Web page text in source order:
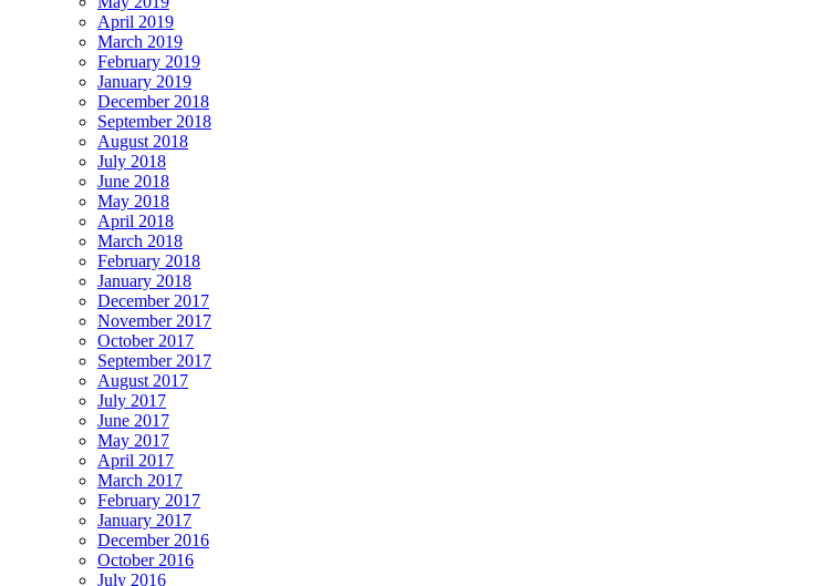
April 2019
March 2019
February 2019
January 2019
December 2018
September 2018
August 2018
July 2018
June 2018
May 2018
April 2018
March 2018
February 2018
January 2018
December 2017
November 2017
October 2017
September 2017
August 2017
July 2017
June 2017
May 2017
April 2017
March 2017
February 2017
January 2017
December 2016
October 2016
July 2016